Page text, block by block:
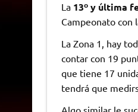
La 13º y última
Campeonato con
La Zona 1, hay
contar con 19
que tiene 17
tendrá que